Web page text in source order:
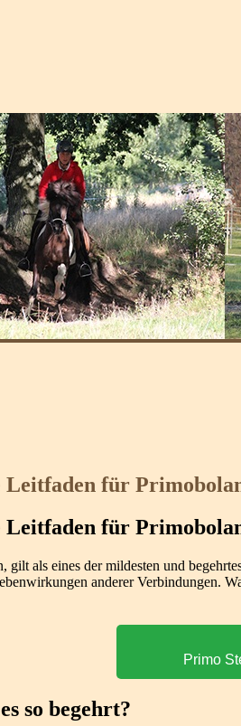
für
für
als eines der mildesten und
anderer Verbindungen.
Primo
so begehrt?